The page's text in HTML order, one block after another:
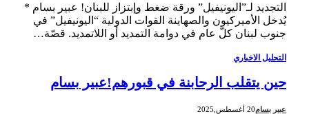
التجديد لـ”اليونيفيل” ورقة ضغط وإبتزاز للبنان! عبير بسام *
يُدخل الأميركيون والصهاينة القوات الدولية “اليونيفيل” في
جنوب لبنان كلّ عام في دوامة التمديد أو اللاتمديد. قصّة…
التحليل الاخباري
حين يتقلب الرحابنة في قبورهم!عبير بسام
عبير بسام20 أغسطس,2025